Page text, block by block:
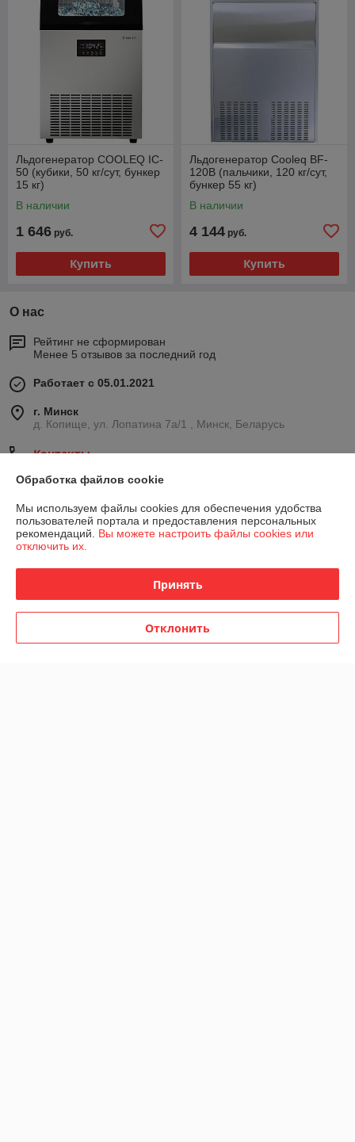
Льдогенератор COOLEQ IC-
50 (кубики, 50 кг/сут, бункер
15 кг)
В наличии
1 646 руб.
Купить
Льдогенератор Cooleq BF-
120B (пальчики, 120 кг/сут,
бункер 55 кг)
В наличии
4 144 руб.
Купить
О нас
Рейтинг не сформирован
Менее 5 отзывов за последний год
Работает с 05.01.2021
г. Минск
д. Копище, ул. Лопатина 7а/1 , Минск, Беларусь
Контакты
Сегодня работает с 09:00 до 17:30
Отзывы о магазине
08.09.2024
Олег
Отлично
Обработка файлов cookie
Мы используем файлы cookies для обеспечения удобства
пользователей портала и предоставления персональных
рекомендаций. Вы можете настроить файлы cookies или
отключить их.
Принять
Отклонить